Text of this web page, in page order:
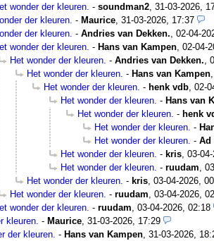
wonder der kleuren. - soundman2, 31-03-2026,
der kleuren. - Maurice, 31-03-2026, 17:37
der kleuren. - Andries van Dekken., 02-04-
wonder der kleuren. - Hans van Kampen, 02-04-
Het wonder der kleuren. - Andries van Dekken.,
Het wonder der kleuren. - Hans van Kampen
Het wonder der kleuren. - henk vdb, 02-
Het wonder der kleuren. - Hans van
Het wonder der kleuren. - henk
Het wonder der kleuren. -
Het wonder der kleuren. - Ad
Het wonder der kleuren. - kris, 03-
Het wonder der kleuren. - ruudam,
Het wonder der kleuren. - kris, 03-04-2026,
Het wonder der kleuren. - ruudam, 03-04-2026,
wonder der kleuren. - ruudam, 03-04-2026, 02:18
kleuren. - Maurice, 31-03-2026, 17:29
der kleuren. - Hans van Kampen, 31-03-2026,